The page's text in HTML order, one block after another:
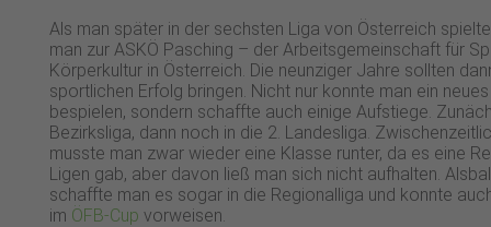
Als man später in der sechsten Liga von Österreich
man zur ASKÖ Pasching – der Arbeitsgemeinschaft für
Körperkultur in Österreich. Die neunziger Jahre sollten
sportlichen Erfolg bringen. Nicht nur konnte man ein
bespielen, sondern schaffte auch einige Aufstiege.
Bezirksliga, dann noch in die 2. Landesliga.
musste man zwar wieder eine Klasse runter, da es eine
Ligen gab, aber davon ließ man sich nicht aufhalten.
schaffte man es sogar in die Regionalliga und konnte
im ÖFB-Cup vorweisen.